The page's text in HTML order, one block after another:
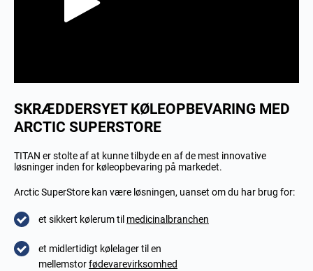
SKRÆDDERSYET KØLEOPBEVARING MED
ARCTIC SUPERSTORE
TITAN er stolte af at kunne tilbyde en af de mest innovative
løsninger inden for køleopbevaring på markedet.
Arctic SuperStore kan være løsningen, uanset om du har brug for:
et sikkert kølerum til medicinalbranchen
et midlertidigt kølelager til en
mellemstorfødevarevirksomhed